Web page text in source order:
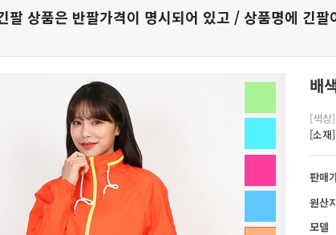
팔 상품은 반팔가격이 명시되어 있고 / 상품명에 긴팔
배
[색상
[소재
판매
원산
모델